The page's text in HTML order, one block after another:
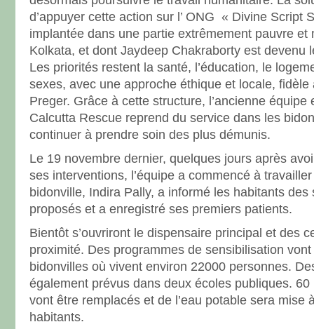
d’appuyer cette action sur l’ ONG « Divine Script
implantée dans une partie extrêmement pauvre et
Kolkata, et dont Jaydeep Chakraborty est devenu
Les priorités restent la santé, l’éducation, le
sexes, avec une approche éthique et locale, fidèle
Preger. Grâce à cette structure, l’ancienne équipe
Calcutta Rescue reprend du service dans les
continuer à prendre soin des plus démunis.
Le 19 novembre dernier, quelques jours après
ses interventions, l’équipe a commencé à
bidonville, Indira Pally, a informé les habitants des
proposés et a enregistré ses premiers patients.
Bientôt s’ouvriront le dispensaire principal et des
proximité. Des programmes de sensibilisation
bidonvilles où vivent environ 22000 personnes.
également prévus dans deux écoles publiques.
vont être remplacés et de l’eau potable sera mise
habitants.